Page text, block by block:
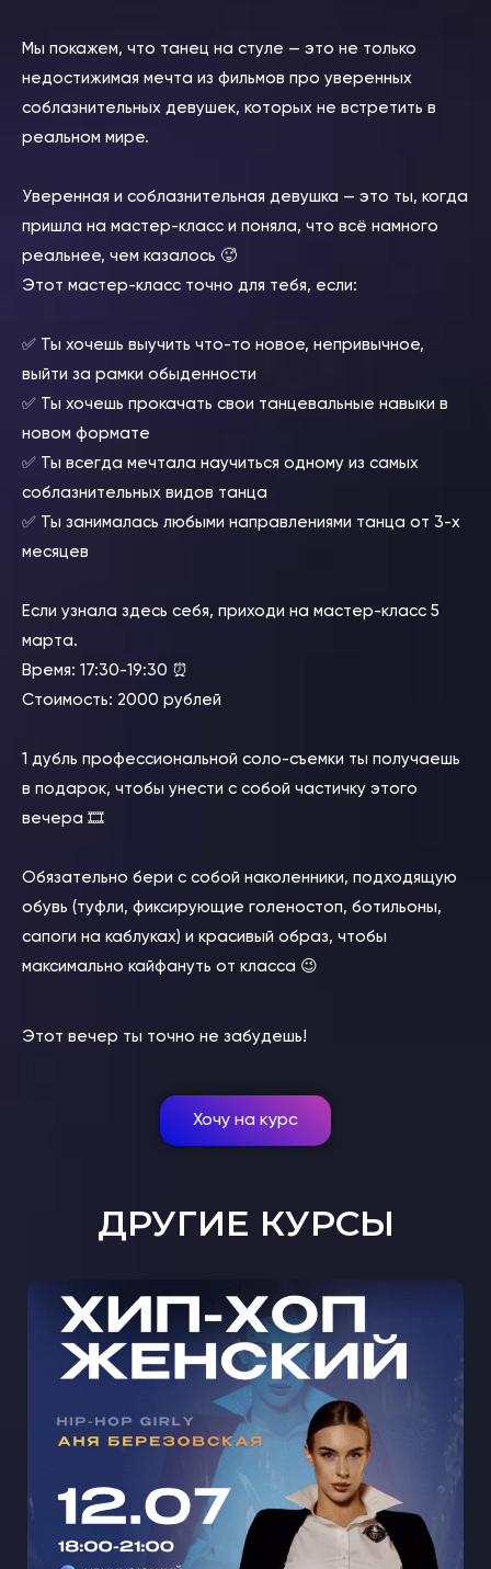
Мы покажем, что танец на стуле — это не только
недостижимая мечта из фильмов про уверенных
соблазнительных девушек, которых не встретить в
реальном мире.
Уверенная и соблазнительная девушка — это ты, когда
пришла на мастер-класс и поняла, что всё намного
реальнее, чем казалось 🥵
Этот мастер-класс точно для тебя, если:
✅ Ты хочешь выучить что-то новое, непривычное,
выйти за рамки обыденности
✅ Ты хочешь прокачать свои танцевальные навыки в
новом формате
✅ Ты всегда мечтала научиться одному из самых
соблазнительных видов танца
✅ Ты занималась любыми направлениями танца от 3-х
месяцев
Если узнала здесь себя, приходи на мастер-класс 5
марта.
Время: 17:30-19:30 ⏰
Стоимость: 2000 рублей
1 дубль профессиональной соло-съемки ты получаешь
в подарок, чтобы унести с собой частичку этого
вечера 🎞️
Обязательно бери с собой наколенники, подходящую
обувь (туфли, фиксирующие голеностоп, ботильоны,
сапоги на каблуках) и красивый образ, чтобы
максимально кайфануть от класса 😉
Этот вечер ты точно не забудешь!
Хочу на курс
ДРУГИЕ КУРСЫ
МАСТЕР-КЛАСС ЖЕНСКИЙ ХИП-
ХОП С АНЕЙ БЕРЕЗОВСКОЙ В
КРЫЛАТСКОМ 🩵